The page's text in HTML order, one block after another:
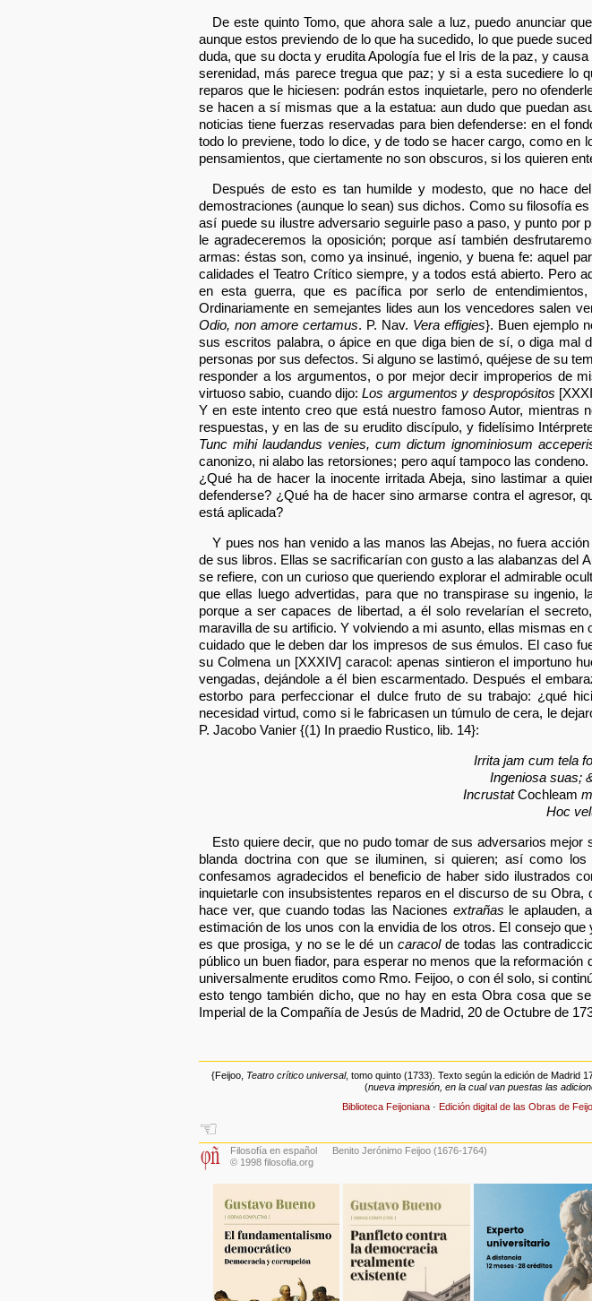
De este quinto Tomo, que ahora sale a luz, puedo anunciar
aunque estos previendo de lo que ha sucedido, lo que puede
duda, que su docta y erudita Apología fue el Iris de la paz, y
serenidad, más parece tregua que paz; y si a esta sucediere lo
reparos que le hiciesen: podrán estos inquietarle, pero no
se hacen a sí mismas que a la estatua: aun dudo que puedan
noticias tiene fuerzas reservadas para bien defenderse: en el
todo lo previene, todo lo dice, y de todo se hacer cargo, como
pensamientos, que ciertamente no son obscuros, si los quieren
Después de esto es tan humilde y modesto, que no hace
demostraciones (aunque lo sean) sus dichos. Como su filosofía
así puede su ilustre adversario seguirle paso a paso, y punto por
le agradeceremos la oposición; porque así también
armas: éstas son, como ya insinué, ingenio, y buena fe: aquel
calidades el Teatro Crítico siempre, y a todos está abierto. Pero
en esta guerra, que es pacífica por serlo de
Ordinariamente en semejantes lides aun los vencedores salen
Odio, non amore certamus. P. Nav. Vera effigies}. Buen ejemplo
sus escritos palabra, o ápice en que diga bien de sí, o diga
personas por sus defectos. Si alguno se lastimó, quéjese de su
responder a los argumentos, o por mejor decir improperios de
virtuoso sabio, cuando dijo:Los argumentos y despropósitos
Y en este intento creo que está nuestro famoso Autor,
respuestas, y en las de su erudito discípulo, y fidelísimo
Tunc mihi laudandus venies, cum dictum ignominiosum
canonizo, ni alabo las retorsiones; pero aquí tampoco las
¿Qué ha de hacer la inocente irritada Abeja, sino lastimar a
defenderse? ¿Qué ha de hacer sino armarse contra el agresor,
está aplicada?
Y pues nos han venido a las manos las Abejas, no fuera
de sus libros. Ellas se sacrificarían con gusto a las alabanzas del
se refiere, con un curioso que queriendo explorar el admirable
que ellas luego advertidas, para que no transpirase su
porque a ser capaces de libertad, a él solo revelarían el
maravilla de su artificio. Y volviendo a mi asunto, ellas mismas
cuidado que le deben dar los impresos de sus émulos. El caso
su Colmena un [XXXIV] caracol: apenas sintieron el importuno
vengadas, dejándole a él bien escarmentado. Después el
estorbo para perfeccionar el dulce fruto de su trabajo: ¿qué
necesidad virtud, como si le fabricasen un túmulo de cera, le
P. Jacobo Vanier {(1) In praedio Rustico, lib. 14}:
Irrita jam cum tela
Ingeniosa suas;
IncrustatCochleam
Hoc
Esto quiere decir, que no pudo tomar de sus adversarios
blanda doctrina con que se iluminen, si quieren; así como
confesamos agradecidos el beneficio de haber sido ilustrados
inquietarle con insubsistentes reparos en el discurso de su
hace ver, que cuando todas las Naciones extrañas le aplauden,
estimación de los unos con la envidia de los otros. El consejo
es que prosiga, y no se le dé un caracolde todas las
público un buen fiador, para esperar no menos que la
universalmente eruditos como Rmo. Feijoo, o con él solo, si
esto tengo también dicho, que no hay en esta Obra cosa que
Imperial de la Compañía de Jesús de Madrid, 20 de Octubre de
{Feijoo, Teatro crítico universal, tomo quinto (1733). Texto según la edición de Madrid
(nueva impresión, en la cual van puestas las
Biblioteca Feijoniana· Edición digital de las Obras de
☜
Filosofía en español
© 1998 filosofia.org
Benito Jerónimo Feijoo (1676-1764)